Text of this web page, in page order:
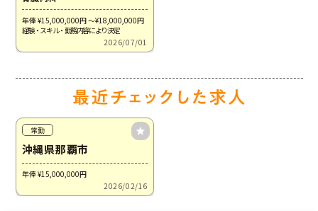
年俸 ¥15,000,000円～¥18,000,000円
経験・スキル・勤務内容により決定
2026/07/01
常勤
沖縄県那覇市
年俸 ¥15,000,000円
2026/02/16